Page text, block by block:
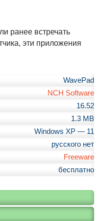
ранее встречать
эти приложения
WavePad
NCH Software
16.52
1.3 MB
Windows XP — 11
русского нет
Freeware
бесплатно